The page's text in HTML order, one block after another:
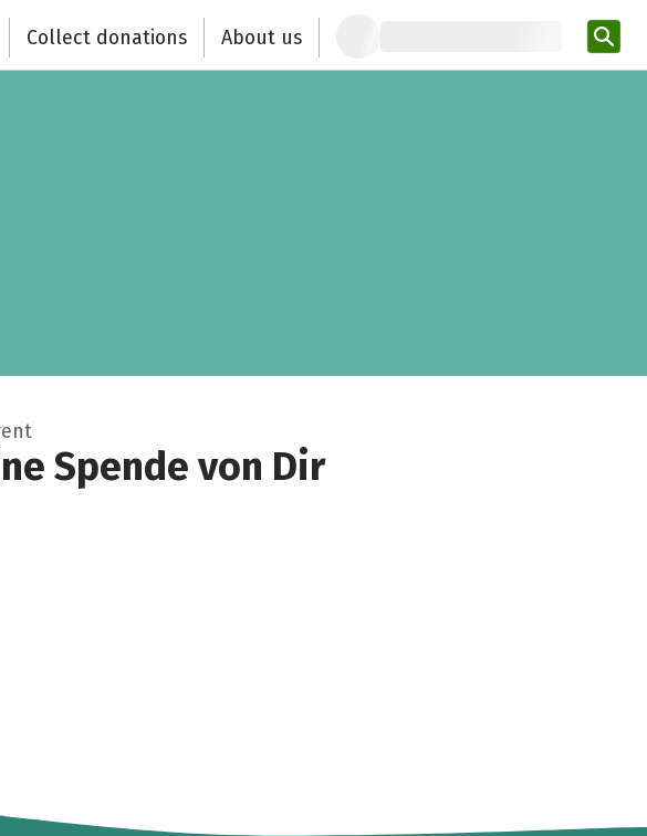
Collect donations About us
Spende von Dir